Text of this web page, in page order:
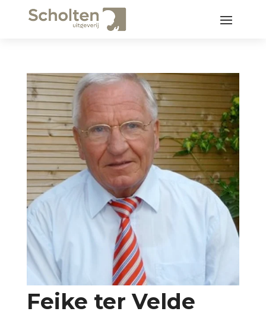
Feike ter Velde